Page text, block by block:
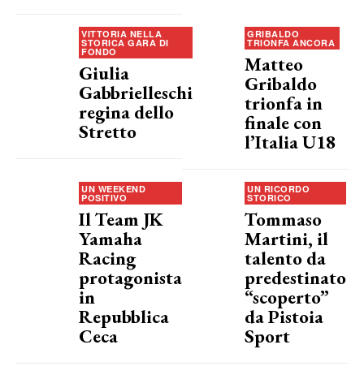
VITTORIA NELLA
STORICA GARA DI
FONDO
Giulia
Gabbrielleschi
regina dello
Stretto
GRIBALDO
TRIONFA ANCORA
Matteo
Gribaldo
trionfa in
finale con
l’Italia U18
UN WEEKEND
POSITIVO
Il Team JK
Yamaha
Racing
protagonista
in
Repubblica
Ceca
UN RICORDO
STORICO
Tommaso
Martini, il
talento da
predestinato
“scoperto”
da Pistoia
Sport